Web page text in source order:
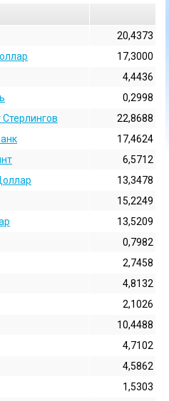
20,4373
17,3000
4,4436
0,2998
22,8688
17,4624
6,5712
13,3478
15,2249
13,5209
0,7982
2,7458
4,8132
2,1026
10,4488
4,7102
4,5862
1,5303